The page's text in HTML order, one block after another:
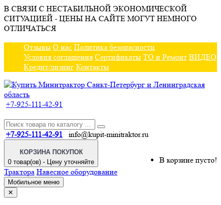
В СВЯЗИ С НЕСТАБИЛЬНОЙ ЭКОНОМИЧЕСКОЙ
СИТУАЦИЕЙ - ЦЕНЫ НА САЙТЕ МОГУТ НЕМНОГО
ОТЛИЧАТЬСЯ
Отзывы О нас Политика безопасности
Условия соглашения Сертификаты ТО и Ремонт ВИДЕО
Кредит/лизинг Контакты
+7-925-111-42-91
+7-925-111-42-91 info@kupit-minitraktor.ru
КОРЗИНА ПОКУПОК
0 товар(ов) - Цену уточняйте
В корзине пусто!
Трактора Навесное оборудование
Мобильное меню
✕